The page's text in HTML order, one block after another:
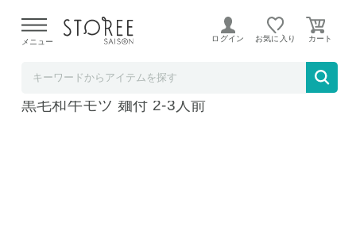
よる配送遅延が発生しております。
メニュー ログイン お気に入り
博多の味 鍋守 もつ鍋セット こってり白味噌
黒毛和牛モツ 麺付 2-3人前